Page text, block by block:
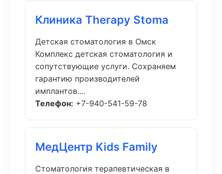
Клиника Therapy Stoma
Детская стоматология в Омск
Комплекс детская стоматология и
сопутствующие услуги. Сохраняем
гарантию производителей
имплантов....
Телефон: +7-940-541-59-78
МедЦентр Kids Family
Стоматология терапевтическая в